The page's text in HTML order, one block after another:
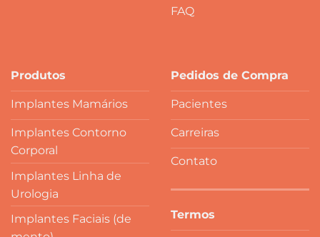
FAQ
Produtos
Implantes Mamários
Implantes Contorno
Corporal
Implantes Linha de
Urologia
Implantes Faciais (de
Pedidos de Compra
Pacientes
Carreiras
Contato
Termos